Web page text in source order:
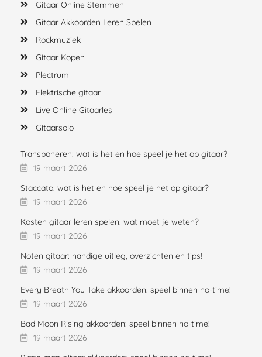
Gitaar Online Stemmen
Gitaar Akkoorden Leren Spelen
Rockmuziek
Gitaar Kopen
Plectrum
Elektrische gitaar
Live Online Gitaarles
Gitaarsolo
Transponeren: wat is het en hoe speel je het op gitaar?
19 maart 2026
Staccato: wat is het en hoe speel je het op gitaar?
19 maart 2026
Kosten gitaar leren spelen: wat moet je weten?
19 maart 2026
Noten gitaar: handige uitleg, overzichten en tips!
19 maart 2026
Every Breath You Take akkoorden: speel binnen no-time!
19 maart 2026
Bad Moon Rising akkoorden: speel binnen no-time!
19 maart 2026